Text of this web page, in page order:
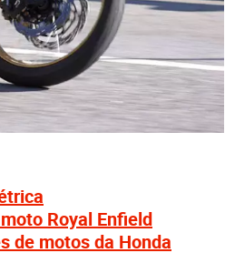
Royal Enfield
de motos da Honda